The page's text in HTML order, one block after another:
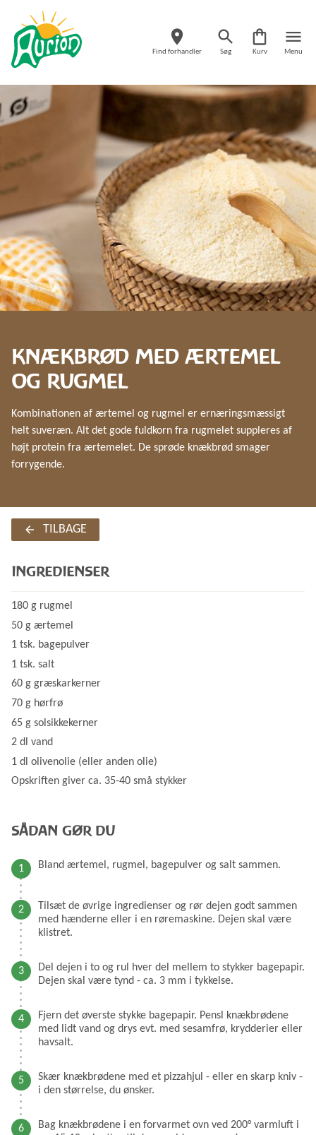
Find forhandler Søg Kurv Menu
KNÆKBRØD MED ÆRTEMEL
OG RUGMEL
Kombinationen af ærtemel og rugmel er ernæringsmæssigt
helt suveræn. Alt det gode fuldkorn fra rugmelet suppleres af
højt protein fra ærtemelet. De sprøde knækbrød smager
forrygende.
TILBAGE
INGREDIENSER
180 g rugmel
50 g ærtemel
1 tsk. bagepulver
1 tsk. salt
60 g græskarkerner
70 g hørfrø
65 g solsikkekerner
2 dl vand
1 dl olivenolie (eller anden olie)
Opskriften giver ca. 35-40 små stykker
SÅDAN GØR DU
Bland ærtemel, rugmel, bagepulver og salt sammen.
Tilsæt de øvrige ingredienser og rør dejen godt sammen
med hænderne eller i en røremaskine. Dejen skal være
klistret.
Del dejen i to og rul hver del mellem to stykker bagepapir.
Dejen skal være tynd - ca. 3 mm i tykkelse.
Fjern det øverste stykke bagepapir. Pensl knækbrødene
med lidt vand og drys evt. med sesamfrø, krydderier eller
havsalt.
Skær knækbrødene med et pizzahjul - eller en skarp kniv -
i den størrelse, du ønsker.
Bag knækbrødene i en forvarmet ovn ved 200° varmluft i